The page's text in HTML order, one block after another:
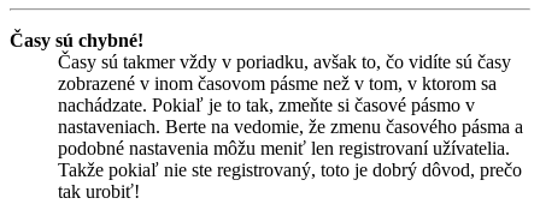
Časy sú chybné!
Časy sú takmer vždy v poriadku, avšak to, čo vidíte sú časy
zobrazené v inom časovom pásme než v tom, v ktorom sa
nachádzate. Pokiaľ je to tak, zmeňte si časové pásmo v
nastaveniach. Berte na vedomie, že zmenu časového pásma a
podobné nastavenia môžu meniť len registrovaní užívatelia.
Takže pokiaľ nie ste registrovaný, toto je dobrý dôvod, prečo
tak urobiť!